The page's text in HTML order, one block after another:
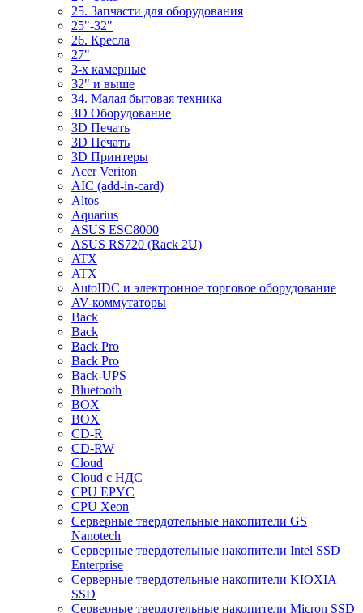
25. Запчасти для оборудования
25"-32"
26. Кресла
27"
3-x камерные
32" и выше
34. Малая бытовая техника
3D Оборудование
3D Печать
3D Печать
3D Принтеры
Acer Veriton
AIC (add-in-card)
Altos
Aquarius
ASUS ESC8000
ASUS RS720 (Rack 2U)
ATX
ATX
AutoIDC и электронное торговое оборудование
AV-коммутаторы
Back
Back
Back Pro
Back Pro
Back-UPS
Bluetooth
BOX
BOX
CD-R
CD-RW
Cloud
Cloud с НДС
CPU EPYC
CPU Xeon
Cерверные твердотельные накопители GS
Nanotech
Cерверные твердотельные накопители Intel SSD
Enterprise
Cерверные твердотельные накопители KIOXIA
SSD
Cерверные твердотельные накопители Micron SSD